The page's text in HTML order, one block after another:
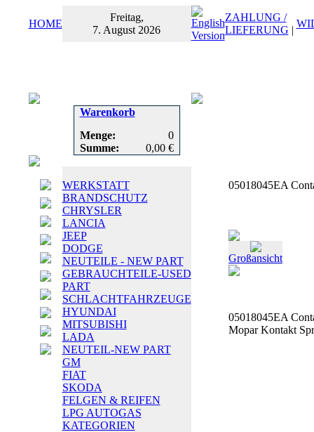
HOME
Freitag,
7. August 2026
ZAHLUNG /
LIEFERUNG |
Warenkorb
Menge:
0
Summe:
0,00 €
WERKSTATT
BRANDSCHUTZ
CHRYSLER
LANCIA
JEEP
DODGE
NEUTEILE - NEW PART
GEBRAUCHTEILE-USED
PART
SCHLACHTFAHRZEUGE
HYUNDAI
MITSUBISHI
LADA
NEUTEIL-NEW PART
GM
FIAT
SKODA
FELGEN & REIFEN
LPG AUTOGAS
KATEGORIEN
05018045EA
Großansicht
05018045EA
Mopar Kontakt